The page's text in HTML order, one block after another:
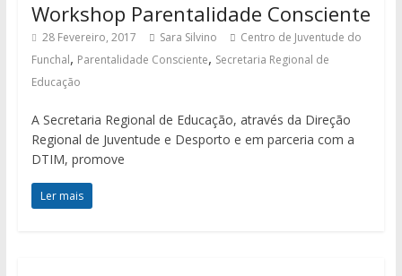
Workshop Parentalidade Consciente
28 Fevereiro, 2017 Sara Silvino
Centro de Juventude do
Funchal, Parentalidade Consciente, Secretaria Regional de
Educação
A Secretaria Regional de Educação, através da Direção
Regional de Juventude e Desporto e em parceria com a
DTIM, promove
Ler mais